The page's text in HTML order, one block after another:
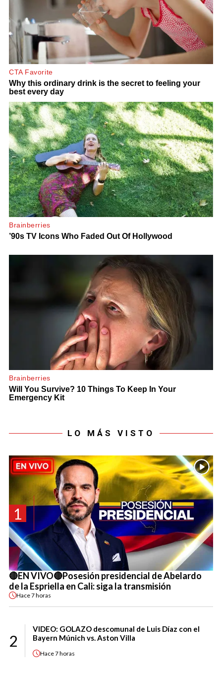
LO MÁS VISTO
1
🔴EN VIVO🔴Posesión presidencial de Abelardo
de la Espriella en Cali: siga la transmisión
Hace7 horas
2
VIDEO: GOLAZO descomunal de Luis Díaz con el
Bayern Múnich vs. Aston Villa
Hace7 horas